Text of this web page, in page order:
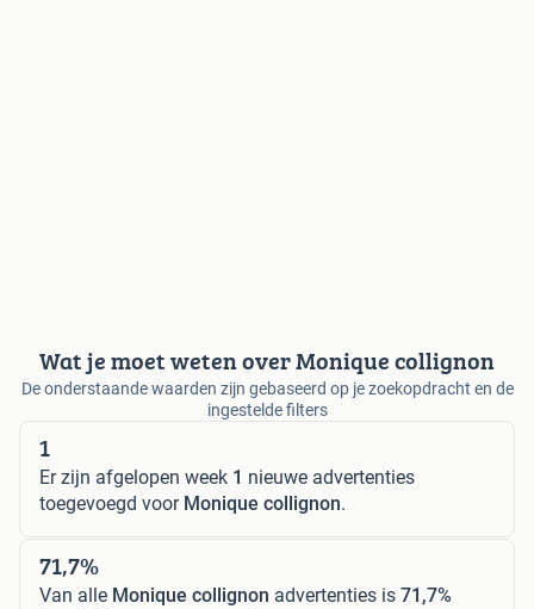
Wat je moet weten over Monique collignon
De onderstaande waarden zijn gebaseerd op je zoekopdracht en de
ingestelde filters
1
Er zijn afgelopen week 1 nieuwe advertenties
toegevoegd voor Monique collignon.
71,7%
Van alle Monique collignon advertenties is 71,7%